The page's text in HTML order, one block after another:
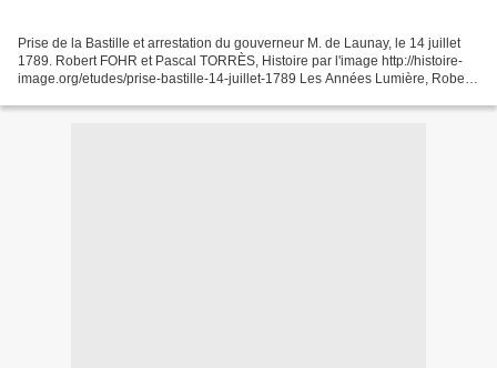
Prise de la Bastille et arrestation du gouverneur M. de Launay, le 14 juillet
1789. Robert FOHR et Pascal TORRÈS, Histoire par l'image http://histoire-
image.org/etudes/prise-bastille-14-juillet-1789 Les Années Lumière, Robert